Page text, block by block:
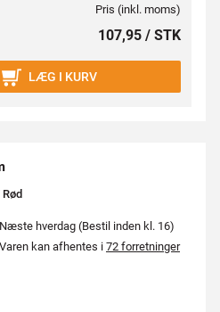
Pris (inkl. moms)
107,95 / STK
LÆG I KURV
Rød
Næste hverdag (Bestil inden kl. 16)
Varen kan afhentes i 72 forretninger